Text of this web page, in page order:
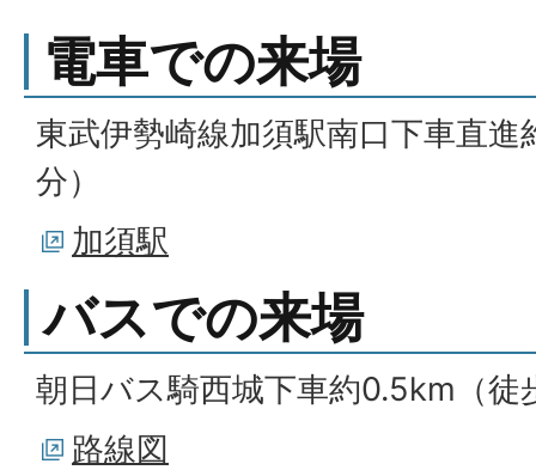
電車での来場
東武伊勢崎線加須駅南口下車直
分）
加須駅
バスでの来場
朝日バス騎西城下車約0.5km（徒
路線図